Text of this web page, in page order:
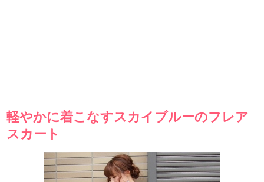
軽やかに着こなすスカイブルーのフレア
スカート